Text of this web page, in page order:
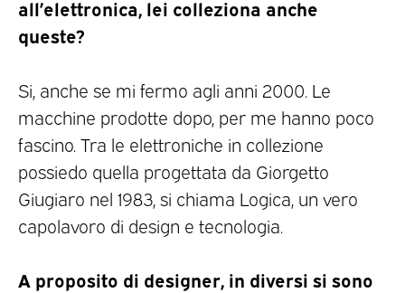
all’elettronica, lei colleziona anche
queste?
Si, anche se mi fermo agli anni 2000. Le
macchine prodotte dopo, per me hanno poco
fascino. Tra le elettroniche in collezione
possiedo quella progettata da Giorgetto
Giugiaro nel 1983, si chiama Logica, un vero
capolavoro di design e tecnologia.
A proposito di designer, in diversi si sono